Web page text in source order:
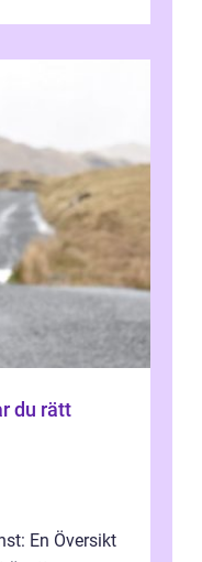
du rätt
En Översikt